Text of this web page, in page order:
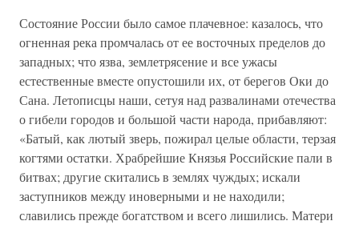
Состояние России было самое плачевное: казалось, что
огненная река промчалась от ее восточных пределов до
западных; что язва, землетрясение и все ужасы
естественные вместе опустошили их, от берегов Оки до
Сана. Летописцы наши, сетуя над развалинами отечества
о гибели городов и большой части народа, прибавляют:
«Батый, как лютый зверь, пожирал целые области, терзая
когтями остатки. Храбрейшие Князья Российские пали в
битвах; другие скитались в землях чуждых; искали
заступников между иноверными и не находили;
славились прежде богатством и всего лишились. Матери